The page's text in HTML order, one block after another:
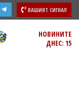
ВАШИЯТ СИГНАЛ
НОВИНИТЕ
ДНЕС: 15